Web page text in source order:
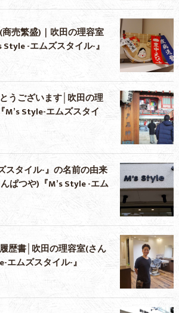
商売繁盛)｜吹田の理容室
-エムズスタイル-』
うございます│吹田の理
Style-エムズスタイ
スタイル-』の名前の由来
んぱつや)『M’s Style -エム
歴書│吹田の理容室(さん
エムズスタイル-』